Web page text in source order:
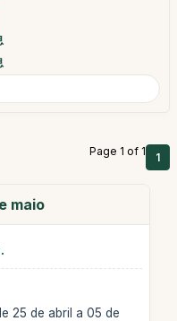
Page 1 of 1 1
maio
25 de abril a 05 de